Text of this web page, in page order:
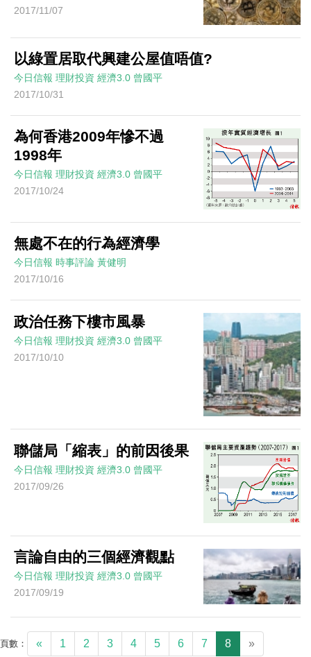
2017/11/07
以綠置居取代興建公屋值唔值?
今日信報 理財投資 經濟3.0 曾國平
2017/10/31
為何香港2009年慘不過
1998年
今日信報 理財投資 經濟3.0 曾國平
2017/10/24
無處不在的行為經濟學
今日信報 時事評論 黃健明
2017/10/16
政治任務下樓市風暴
今日信報 理財投資 經濟3.0 曾國平
2017/10/10
聯儲局「縮表」的前因後果
今日信報 理財投資 經濟3.0 曾國平
2017/09/26
言論自由的三個經濟觀點
今日信報 理財投資 經濟3.0 曾國平
2017/09/19
頁數： « 1 2 3 4 5 6 7 8 »